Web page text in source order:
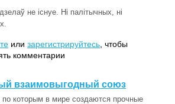
не існуе. Ні палітычных, ні
или зарегистрируйтесь , чтобы
комментарии
взаимовыгодный союз
по которым в мире создаются прочные